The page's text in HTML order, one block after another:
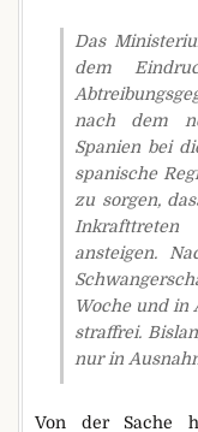
Das
dem
nach dem
Spanien bei
spanische
zu sorgen,
ansteigen.
Woche und in
straffrei.
nur in
Von der Sache